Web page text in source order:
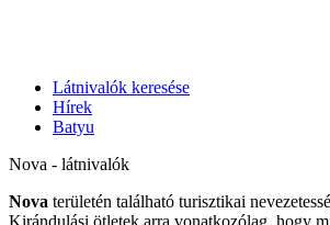
Látnivalók keresése
Hírek
Batyu
Nova - látnivalók
Nova területén található turisztikai
Kirándulási ötletek arra vonatkozólag, hogy